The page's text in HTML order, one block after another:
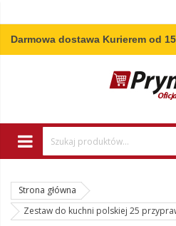
Darmowa dostawa Kurierem od
Strona główna
Zestaw do kuchni polskiej 25